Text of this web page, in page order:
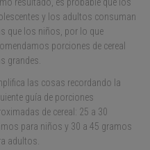
y los adultos consuman
que los niños, por lo que
porciones de cereal
grandes.
las cosas recordando la
guía de porciones
de cereal: 25 a 30
para niños y 30 a 45 gramos
adultos.